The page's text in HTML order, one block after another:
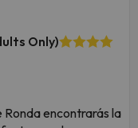
Only)
Ronda encontrarás la